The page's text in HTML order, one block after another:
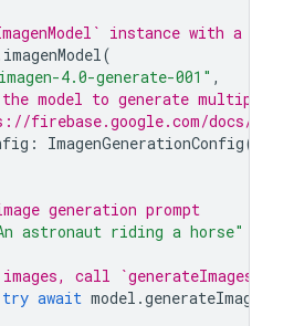
instance with a
imagenModel(
4.0-generate-001" ,
model to generate multiple
firebase.google.com/docs/ai-
: ImagenGenerationConfig(
generation prompt
astronaut riding a horse"
call `generateImages`
try await model .generateImages